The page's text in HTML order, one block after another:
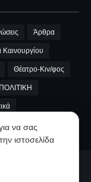
Άρθρα
Καινουργίου
Θέατρο-Κιν/φος
ΠΟΛΙΤΙΚΗ
video
να σας
ιστοσελίδα